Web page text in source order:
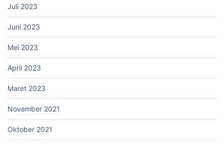
Juli 2023
Juni 2023
Mei 2023
April 2023
Maret 2023
November 2021
Oktober 2021